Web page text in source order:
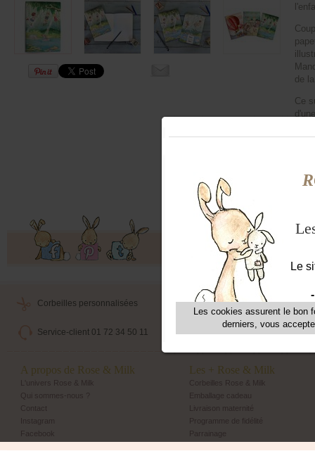
de
Ce
Offres exclusives, ventes
Corbeilles personnalisées Livraison maternité
Service-client 01 72 34 50 11 Echange et retour simple
A propos de Rose & Milk
L'univers Rose & Milk
Qui sommes-nous ?
Contact
Instagram
Facebook
Les + Rose & Milk
Corbeilles Rose & Milk
Emballage cadeau
Livraison maternité
Programme de fidélité
Parrainage